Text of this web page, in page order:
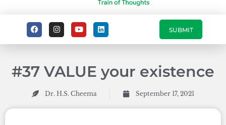
SUBMIT
#37 VALUE your existence
Dr. H.S. Cheema September 17, 2021